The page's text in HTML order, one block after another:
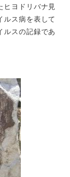
ヒヨドリバナ見
ルス病を表して
ルスの記録であ